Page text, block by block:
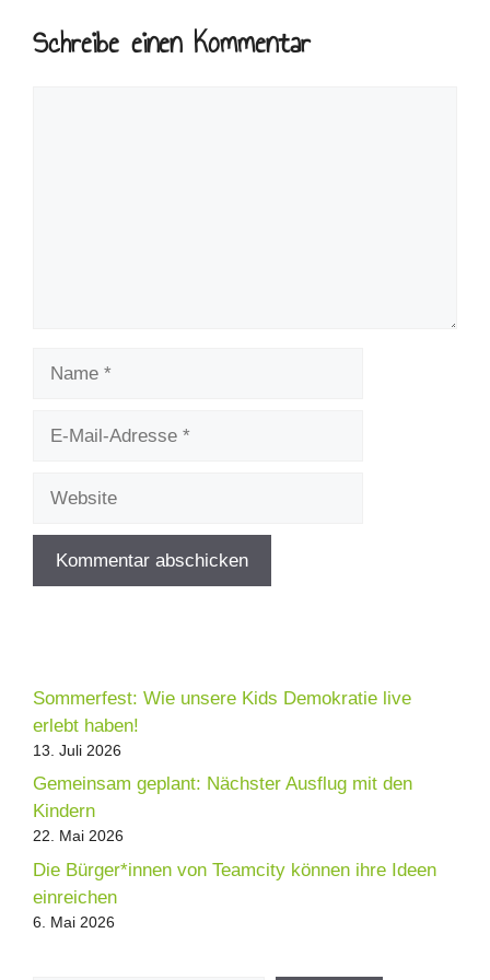
Schreibe einen Kommentar
Sommerfest: Wie unsere Kids Demokratie live
erlebt haben!
13. Juli 2026
Gemeinsam geplant: Nächster Ausflug mit den
Kindern
22. Mai 2026
Die Bürger*innen von Teamcity können ihre Ideen
einreichen
6. Mai 2026